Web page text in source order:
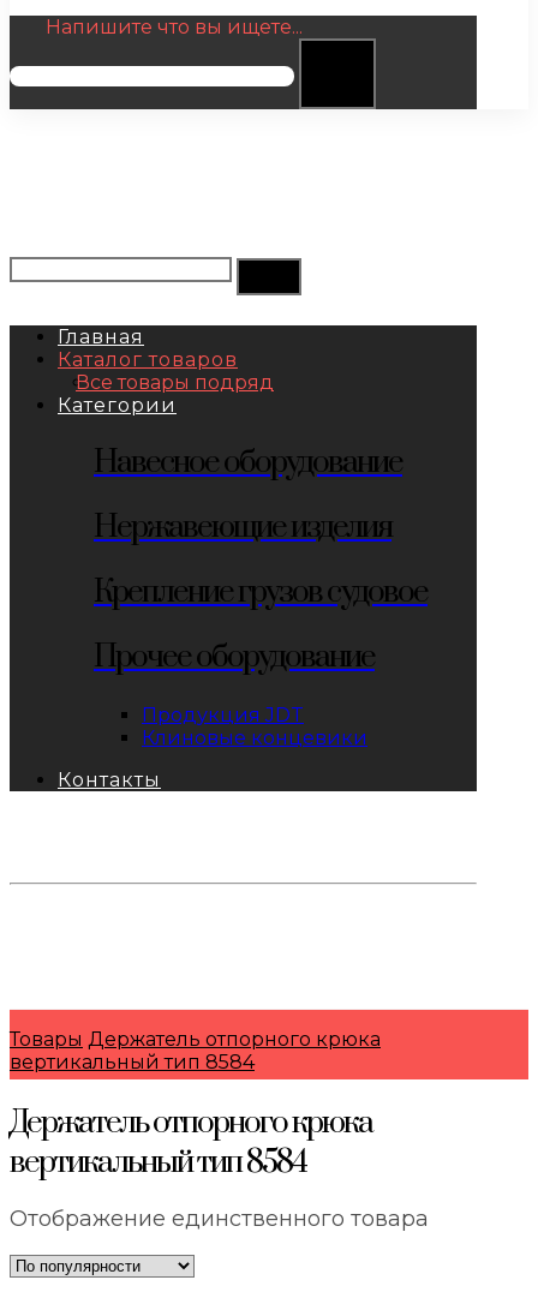
Напишите что вы ищете...
Главная
Каталог товаров
Все товары подряд
Категории
Навесное оборудование
Нержавеющие изделия
Крепление грузов судовое
Прочее оборудование
Продукция JDT
Клиновые концевики
Контакты
Товары Держатель отпорного крюка
вертикальный тип 8584
Держатель отпорного крюка
вертикальный тип 8584
Отображение единственного товара